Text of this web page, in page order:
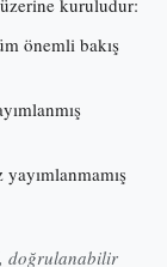
kuruludur:
önemli bakış
doğrulanabilir